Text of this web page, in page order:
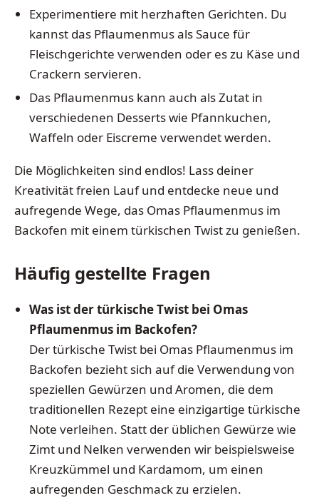
Experimentiere mit herzhaften Gerichten. Du
kannst das Pflaumenmus als Sauce für
Fleischgerichte verwenden oder es zu Käse und
Crackern servieren.
Das Pflaumenmus kann auch als Zutat in
verschiedenen Desserts wie Pfannkuchen,
Waffeln oder Eiscreme verwendet werden.
Die Möglichkeiten sind endlos! Lass deiner
Kreativität freien Lauf und entdecke neue und
aufregende Wege, das Omas Pflaumenmus im
Backofen mit einem türkischen Twist zu genießen.
Häufig gestellte Fragen
Was ist der türkische Twist bei Omas
Pflaumenmus im Backofen?
Der türkische Twist bei Omas Pflaumenmus im
Backofen bezieht sich auf die Verwendung von
speziellen Gewürzen und Aromen, die dem
traditionellen Rezept eine einzigartige türkische
Note verleihen. Statt der üblichen Gewürze wie
Zimt und Nelken verwenden wir beispielsweise
Kreuzkümmel und Kardamom, um einen
aufregenden Geschmack zu erzielen.